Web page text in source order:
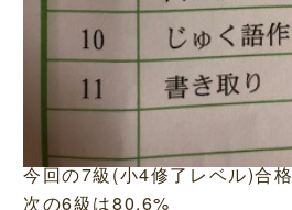
今回の7級(小4修了レベル)合
次の6級は80.6%